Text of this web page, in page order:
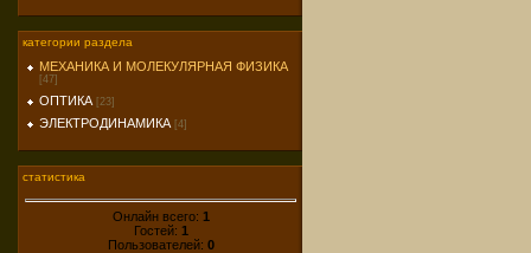
категории раздела
МЕХАНИКА И МОЛЕКУЛЯРНАЯ ФИЗИКА
[47]
ОПТИКА [23]
ЭЛЕКТРОДИНАМИКА [4]
статистика
Онлайн всего: 1
Гостей: 1
Пользователей: 0